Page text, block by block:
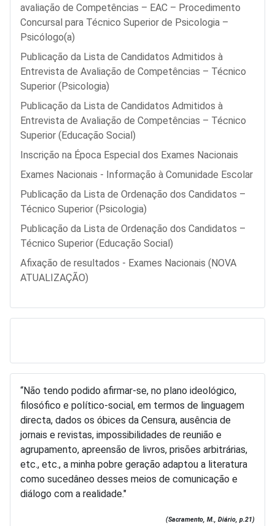
avaliação de Competências – EAC – Procedimento
Concursal para Técnico Superior de Psicologia –
Psicólogo(a)
Publicação da Lista de Candidatos Admitidos à
Entrevista de Avaliação de Competências – Técnico
Superior (Psicologia)
Publicação da Lista de Candidatos Admitidos à
Entrevista de Avaliação de Competências – Técnico
Superior (Educação Social)
Inscrição na Época Especial dos Exames Nacionais
Exames Nacionais - Informação à Comunidade Escolar
Publicação da Lista de Ordenação dos Candidatos –
Técnico Superior (Psicologia)
Publicação da Lista de Ordenação dos Candidatos –
Técnico Superior (Educação Social)
Afixação de resultados - Exames Nacionais (NOVA
ATUALIZAÇÃO)
“Não tendo podido afirmar-se, no plano ideológico,
filosófico e político-social, em termos de linguagem
directa, dados os óbices da Censura, ausência de
jornais e revistas, impossibilidades de reunião e
agrupamento, apreensão de livros, prisões arbitrárias,
etc., etc., a minha pobre geração adaptou a literatura
como sucedâneo desses meios de comunicação e
diálogo com a realidade."
(Sacramento, M., Diário, p.21)